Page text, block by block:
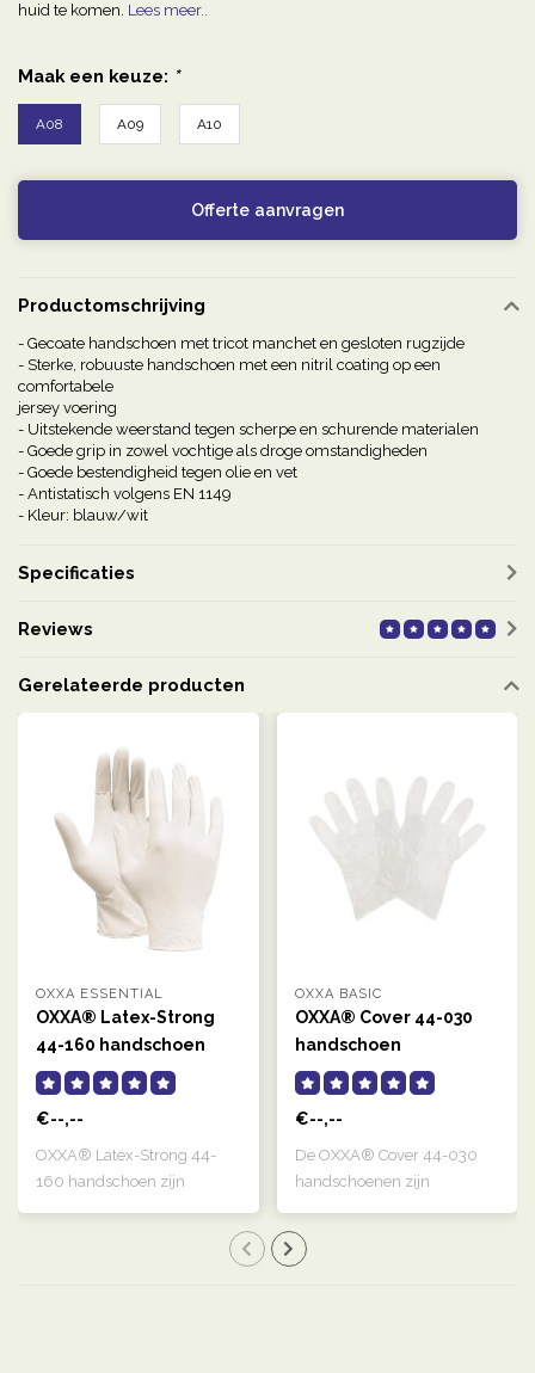
huid te komen. Lees meer..
Maak een keuze: *
A08 A09 A10
Offerte aanvragen
Productomschrijving
- Gecoate handschoen met tricot manchet en gesloten rugzijde
- Sterke, robuuste handschoen met een nitril coating op een
comfortabele
jersey voering
- Uitstekende weerstand tegen scherpe en schurende materialen
- Goede grip in zowel vochtige als droge omstandigheden
- Goede bestendigheid tegen olie en vet
- Antistatisch volgens EN 1149
- Kleur: blauw/wit
Specificaties
Reviews
Gerelateerde producten
OXXA ESSENTIAL
OXXA® Latex-Strong
44-160 handschoen
€--,--
OXXA® Latex-Strong 44-
160 handschoen zijn
OXXA BASIC
OXXA® Cover 44-030
handschoen
€--,--
De OXXA® Cover 44-030
handschoenen zijn